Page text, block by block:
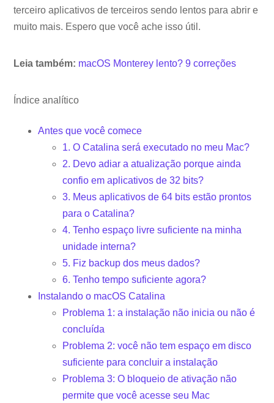
terceiro aplicativos de terceiros sendo lentos para abrir e
muito mais. Espero que você ache isso útil.
Leia também: macOS Monterey lento? 9 correções
Índice analítico
Antes que você comece
1. O Catalina será executado no meu Mac?
2. Devo adiar a atualização porque ainda
confio em aplicativos de 32 bits?
3. Meus aplicativos de 64 bits estão prontos
para o Catalina?
4. Tenho espaço livre suficiente na minha
unidade interna?
5. Fiz backup dos meus dados?
6. Tenho tempo suficiente agora?
Instalando o macOS Catalina
Problema 1: a instalação não inicia ou não é
concluída
Problema 2: você não tem espaço em disco
suficiente para concluir a instalação
Problema 3: O bloqueio de ativação não
permite que você acesse seu Mac